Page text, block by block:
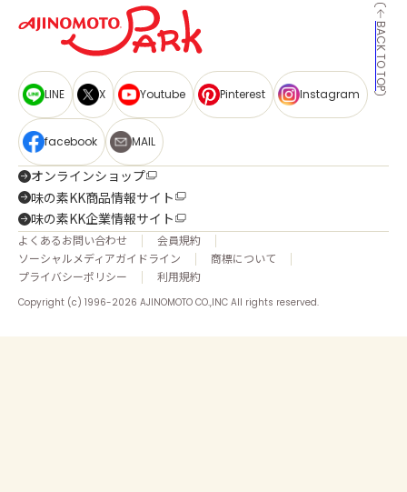
BACK TO TOP
LINE X Youtube Pinterest Instagram
facebook MAIL
オンラインショップ
味の素KK商品情報サイト
味の素KK企業情報サイト
よくあるお問い合わせ
会員規約
ソーシャルメディアガイドライン
商標について
プライバシーポリシー
利用規約
Copyright (c) 1996-2026 AJINOMOTO CO.,INC All rights reserved.